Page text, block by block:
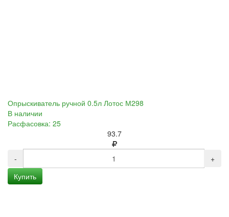
Опрыскиватель ручной 0.5л Лотос М298
В наличии
Расфасовка: 25
93.7
-
+
Купить